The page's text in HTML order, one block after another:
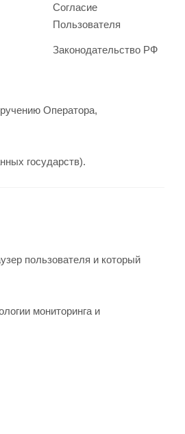
Согласие
Пользователя
Законодательство РФ
Оператора,
государств).
пользователя и который
мониторинга и